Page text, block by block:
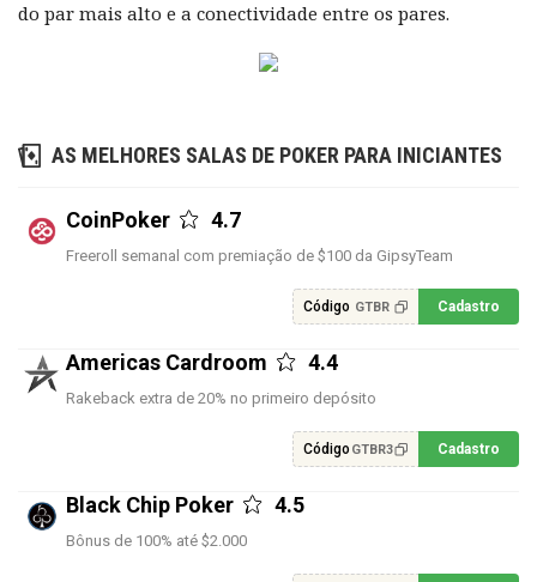
do par mais alto e a conectividade entre os pares.
AS MELHORES SALAS DE POKER PARA INICIANTES
CoinPoker 4.7
Freeroll semanal com premiação de $100 da GipsyTeam
Código GTBR Cadastro
Americas Cardroom 4.4
Rakeback extra de 20% no primeiro depósito
Código GTBR3 Cadastro
Black Chip Poker 4.5
Bônus de 100% até $2.000